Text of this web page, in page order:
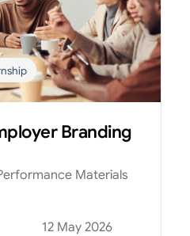
Branding
Materials
12 May 2026